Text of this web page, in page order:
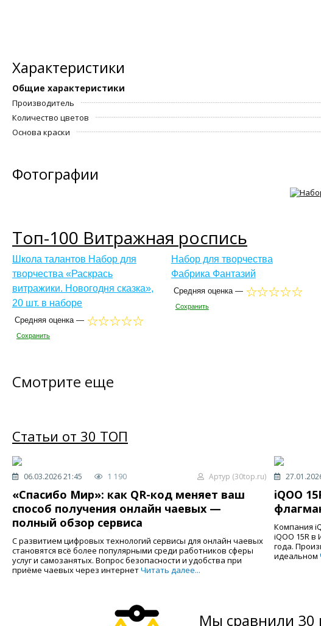
Характеристики
Общие характеристики
Производитель
Количество цветов
Основа краски
Фотографии
Топ-100 Витражная роспись
Школа талантов Набор для
творчества «Раскрась
витражики. Новогодня сказка»,
20 шт. в наборе
Средняя оценка —
Сохранить
Набор для творчества
Фабрика Фантазий
Средняя оценка —
Сохранить
Смотрите еще
Статьи от 30 ТОП
06.03.2026 21:45 1 190 Артур (30top.ru)
«Спасибо Мир»: как QR-код меняет ваш
способ получения онлайн чаевых —
полный обзор сервиса
С развитием цифровых технологий сервисы для онлайн чаевых
становятся всё более популярными среди работников сферы
услуг и самозанятых. Вопрос безопасности и удобства при
приёме чаевых через интернетЧитать далее...
iQOO
Компания
iQOO 15R
года.
идеальном
Мы сравнили 30